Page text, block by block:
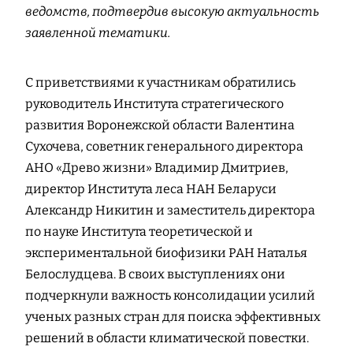
ведомств, подтвердив высокую актуальность
заявленной тематики.
С приветствиями к участникам обратились
руководитель Института стратегического
развития Воронежской области Валентина
Сухочева, советник генерального директора
АНО «Древо жизни» Владимир Дмитриев,
директор Института леса НАН Беларуси
Александр Никитин и заместитель директора
по науке Института теоретической и
экспериментальной биофизики РАН Наталья
Белослудцева. В своих выступлениях они
подчеркнули важность консолидации усилий
ученых разных стран для поиска эффективных
решений в области климатической повестки.